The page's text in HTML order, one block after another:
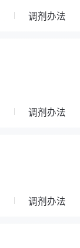
调剂办法
调剂办法
调剂办法